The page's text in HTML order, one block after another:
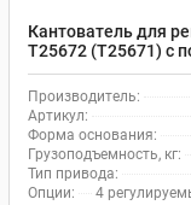
Кантователь для
T25672 (T25671) с
Производитель:
Артикул:
Форма основания:
Грузоподъемность, кг:
Тип привода:
Опции:
4